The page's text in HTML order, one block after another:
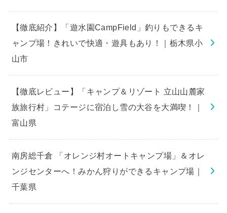
【徹底紹介】「遊水園CampField」釣りもできるキ
ャンプ場！きれいで快適・遊具もあり！｜栃木県小
山市
【徹底レビュー】「キャンプ＆リゾート 立山山麓家
族旅行村」コテージに宿泊し雪の大谷を大満喫！｜
富山県
南房総千倉 「オレンジ村オートキャンプ場」＆オレ
ンジセンターへ！みかん狩りができるキャンプ場｜
千葉県